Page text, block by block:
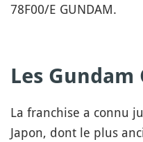
78F00/E GUNDAM.
Les Gundam
La franchise a connu
Japon, dont le plus